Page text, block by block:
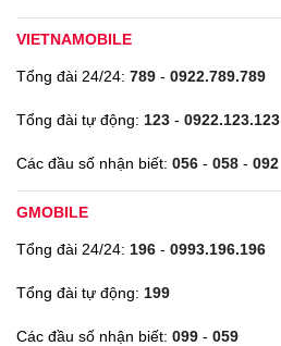
VIETNAMOBILE
Tổng đài 24/24: 789 - 0922.789.789
Tổng đài tự động: 123 - 0922.123.123
Các đầu số nhận biết: 056 - 058 - 092
GMOBILE
Tổng đài 24/24: 196 - 0993.196.196
Tổng đài tự động: 199
Các đầu số nhận biết: 099 - 059